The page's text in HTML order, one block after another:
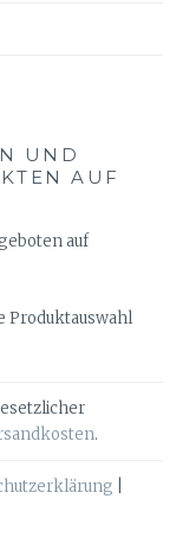
UND
AUF
auf
Produktauswahl
.